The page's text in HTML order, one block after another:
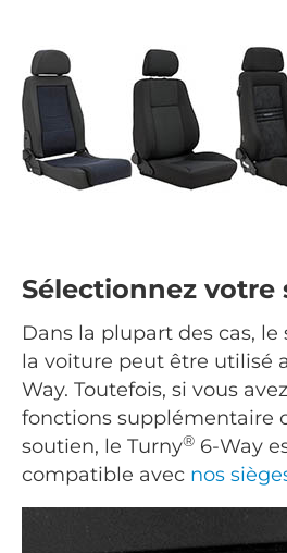
Sélectionnez votre
Dans la plupart des cas, le
la voiture peut être utilisé
Way. Toutefois, si vous
fonctions supplémentaire
soutien, le Turny® 6-Way
compatible avec nos